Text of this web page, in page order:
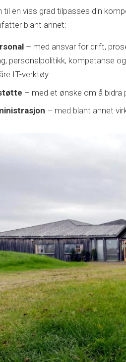
til en viss grad tilpasses din
blant annet:
– med ansvar for drift,
personalpolitikk, kompetanse
IT-verktøy.
– med et ønske om å bidra
– med blant annet